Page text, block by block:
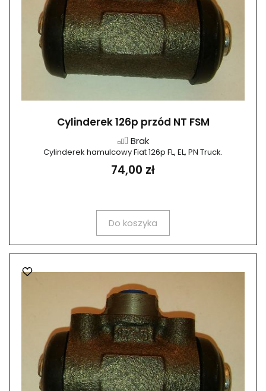
Cylinderek 126p przód NT FSM
Brak
Cylinderek hamulcowy Fiat 126p FL, EL, PN Truck.
74,00 zł
Do koszyka